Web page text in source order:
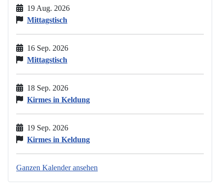
19 Aug. 2026
Mittagstisch
16 Sep. 2026
Mittagstisch
18 Sep. 2026
Kirmes in Keldung
19 Sep. 2026
Kirmes in Keldung
Ganzen Kalender ansehen